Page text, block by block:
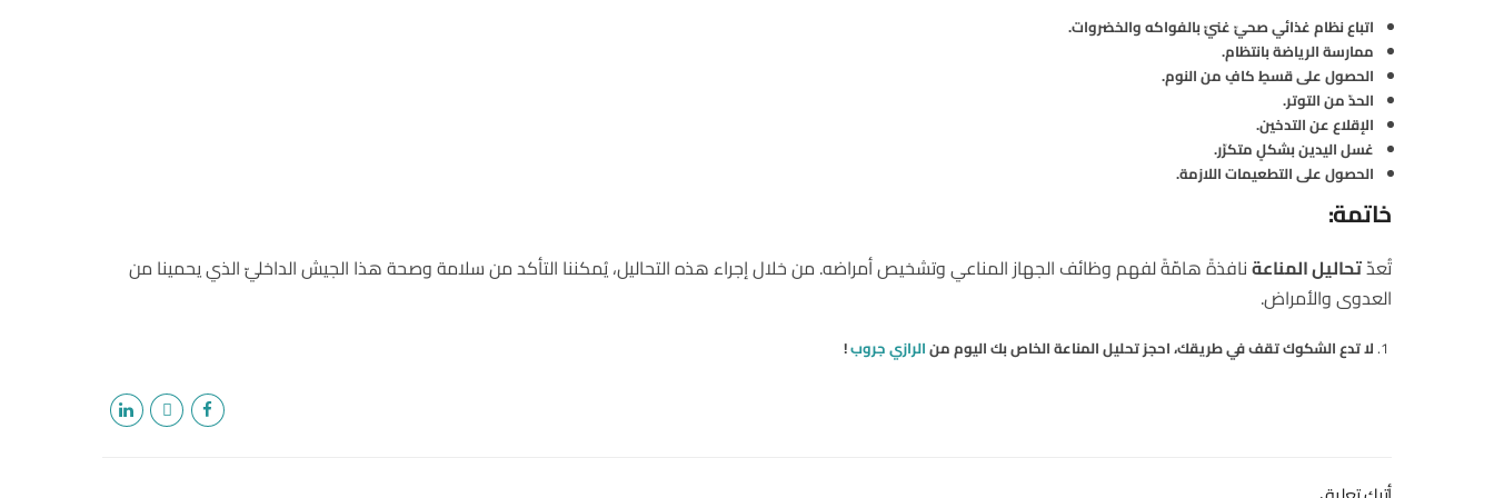
اتباع نظام غذائي صحيّ غنيّ بالفواكه والخضروات.
ممارسة الرياضة بانتظام.
الحصول على قسطٍ كافٍ من النوم.
الحدّ من التوتر.
الإقلاع عن التدخين.
غسل اليدين بشكلٍ متكرّر.
الحصول على التطعيمات اللازمة.
خاتمة:
تُعدّتحاليل المناعةنافذةً هامّةً لفهم وظائف الجهاز المناعي وتشخيص أمراضه. من خلال إجراء هذه التحاليل، يُمكننا التأكد من سلامة وصحة هذا الجيش الداخليّ الذي يحمينا من
العدوى والأمراض.
لا تدع الشكوك تقف في طريقك، احجز تحليل المناعة الخاص بك اليوم منالرازي جروب!